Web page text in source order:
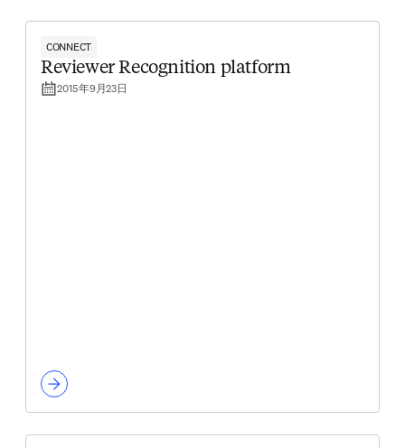
CONNECT
Reviewer Recognition platform
2015年9月23日